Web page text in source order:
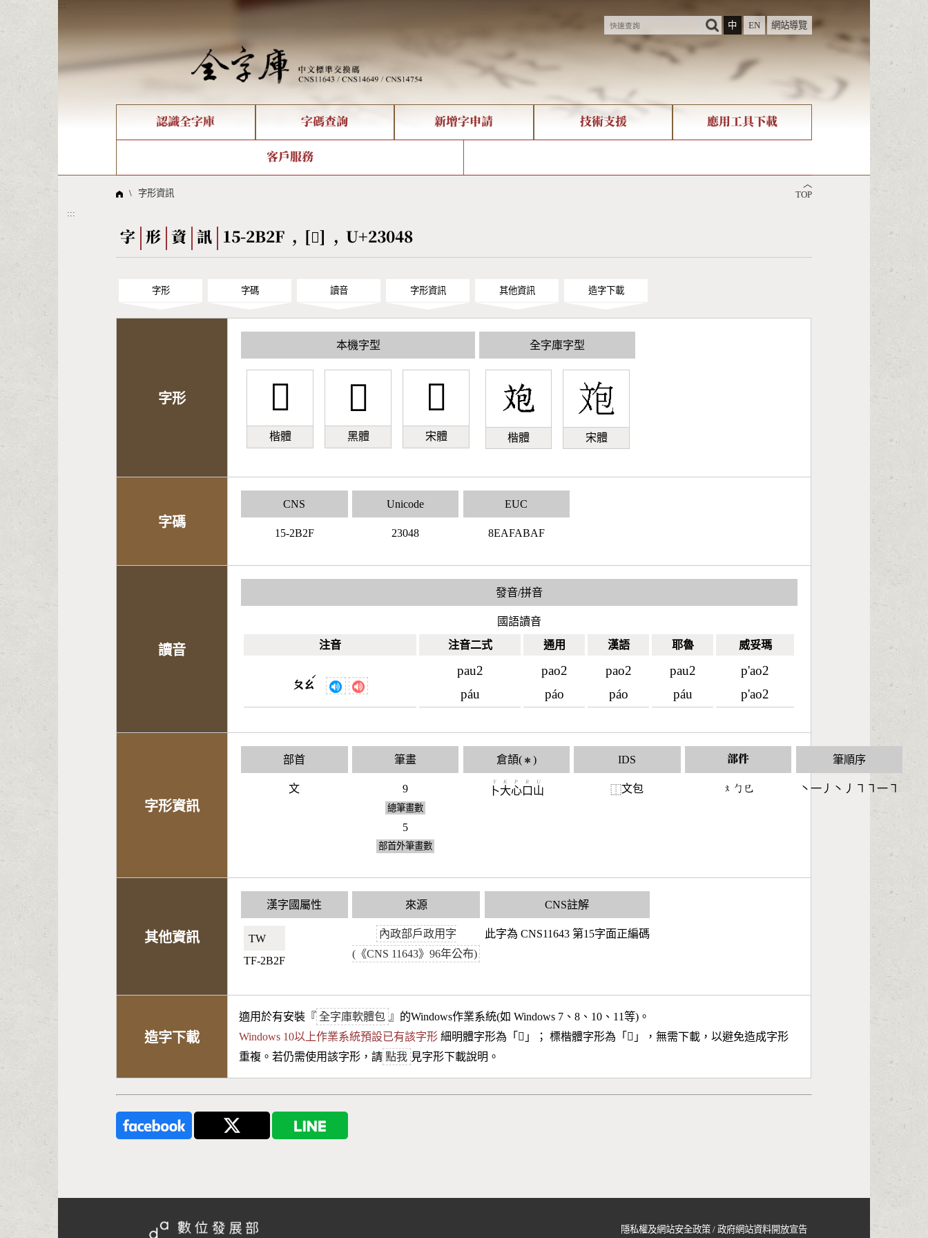
:::
中
EN 網站導覽
認識全字庫
全字庫現況
線上教學
字碼查詢
部件查詢
倉頡查詢
Big5查詢 拼音查詢
新增字申請 技術支援
造字解決方案
應用工具下載
字形下載
客戶服務
問題集
︿
TOP
\ 字形資訊
:::
字 形 資 訊 15-2B2F , [𣁈] , U+23048
字形 字碼 讀音 字形資訊 其他資訊 造字下載
字形
本機字型
𣁈
楷體
𣁈
黑體
𣁈
宋體
全字庫字型
楷體 宋體
字碼
CNS
15-2B2F
Unicode
23048
EUC
8EAFABAF
讀音
發音/拼音
國語讀音
注音
注音二式 通用 漢語 耶魯 威妥瑪
ㄆㄠ
ˊ
pau2
páu
pao2
páo
pao2
páo
pau2
páu
p'ao2
p'ao2
字形資訊
部首
文
筆畫
9
總筆畫數
5
部首外筆畫數
倉頡( ✱ )
卜
Y
大
K
心
P
口
R
山
U
IDS
⿰文包
部件
󶃷󶀿󶂐
筆順序
丶一丿丶丿㇕㇕一㇕
其他資訊
漢字國屬性
TW🇹🇼
TF-2B2F
來源
內政部戶政用字
(《CNS 11643》96年公布)
CNS註解
此字為 CNS11643 第15字面正編碼
造字下載
適用於有安裝『 全字庫軟體包 』的Windows作業系統(如 Windows 7、8、10、11等)。
Windows 10以上作業系統預設已有該字形 細明體字形為「 𣁈 」； 標楷體字形為「 𣁈 」，無需下載，以避免造成字形
重複。若仍需使用該字形，請 點我 見字形下載說明。
隱私權及網站安全政策 /政府網站資料開放宣告